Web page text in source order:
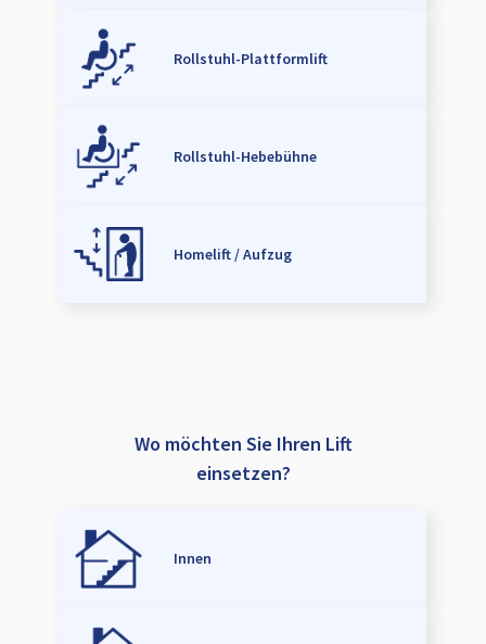
Rollstuhl-Plattformlift
Rollstuhl-Hebebühne
Homelift / Aufzug
Wo möchten Sie Ihren Lift
einsetzen?
Innen